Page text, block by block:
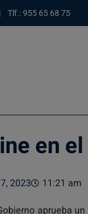
Tlf.: 955 65 68 75
en
2023
11:21 am
aprueba